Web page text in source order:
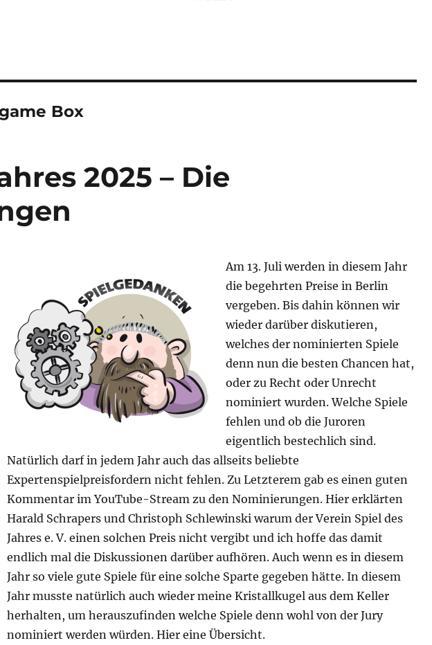
Box
2025 – Die
Am 13. Juli werden in diesem Jahr
die begehrten Preise in Berlin
vergeben. Bis dahin können wir
wieder darüber diskutieren,
welches der nominierten Spiele
denn nun die besten Chancen hat,
oder zu Recht oder Unrecht
nominiert wurden. Welche Spiele
fehlen und ob die Juroren
eigentlich bestechlich sind.
Natürlich darf in jedem Jahr auch das allseits beliebte
Expertenspielpreisfordern nicht fehlen. Zu Letzterem gab es einen guten
Kommentar im YouTube-Stream zu den Nominierungen. Hier erklärten
Harald Schrapers und Christoph Schlewinski warum der Verein Spiel des
Jahres e. V. einen solchen Preis nicht vergibt und ich hoffe das damit
endlich mal die Diskussionen darüber aufhören. Auch wenn es in diesem
Jahr so viele gute Spiele für eine solche Sparte gegeben hätte. In diesem
Jahr musste natürlich auch wieder meine Kristallkugel aus dem Keller
herhalten, um herauszufinden welche Spiele denn wohl von der Jury
nominiert werden würden. Hier eine Übersicht.